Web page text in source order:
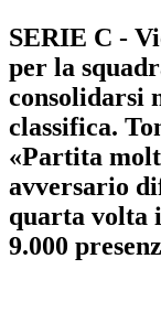
SERIE C -
per la
consolidarsi
classifica.
«Partita
avversario
quarta volta
9.000